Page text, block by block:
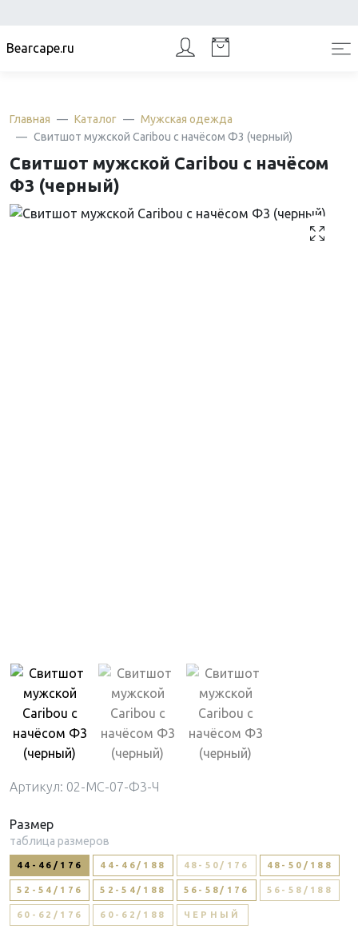
Bearcape.ru
Главная Каталог
Мужская одежда
Свитшот мужской Caribou с начёсом Ф3 (черный)
Свитшот мужской Caribou с начёсом
Ф3 (черный)
Артикул: 02-МС-07-Ф3-Ч
Размер
таблица размеров
44-46/176 44-46/188 48-50/176 48-50/188
52-54/176 52-54/188 56-58/176 56-58/188
60-62/176 60-62/188 ЧЕРНЫЙ